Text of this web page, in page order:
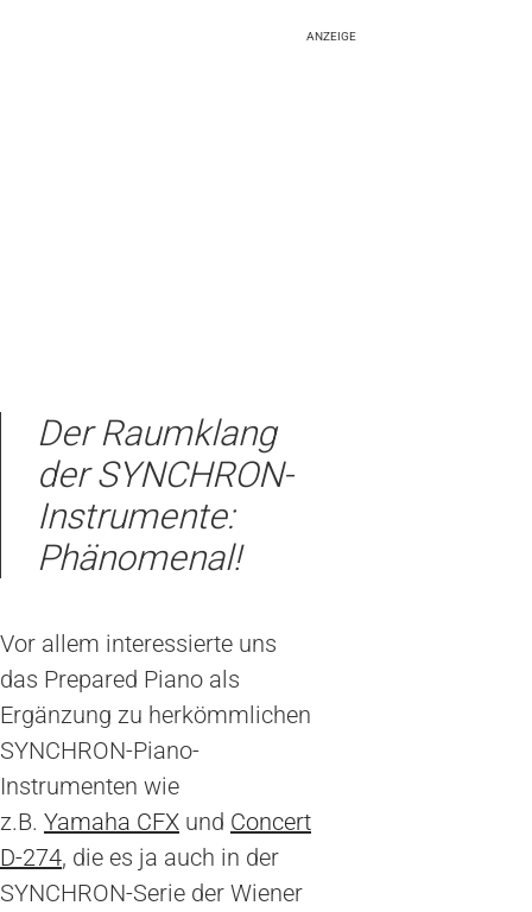
ANZEIGE
Der Raumklang
der SYNCHRON-
Instrumente:
Phänomenal!
Vor allem interessierte uns
das Prepared Piano als
Ergänzung zu herkömmlichen
SYNCHRON-Piano-
Instrumenten wie
z.B. Yamaha CFX und Concert
D-274, die es ja auch in der
SYNCHRON-Serie der Wiener